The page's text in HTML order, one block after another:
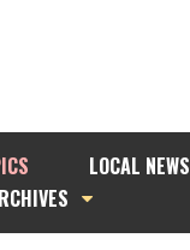
LOCAL NEWS